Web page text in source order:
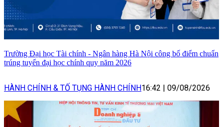
Trường Đại học Tài chính - Ngân hàng Hà Nội công bố điểm chuẩn
trúng tuyển đại học chính quy năm 2026
HÀNH CHÍNH & TỐ TỤNG HÀNH CHÍNH16:42 | 09/08/2026